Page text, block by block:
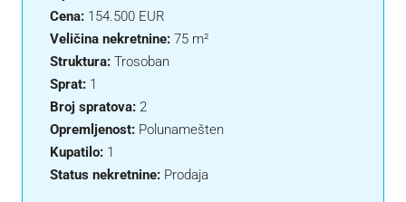
Cena: 154.500 EUR
Veličina nekretnine: 75 m²
Struktura: Trosoban
Sprat: 1
Broj spratova: 2
Opremljenost: Polunamešten
Kupatilo: 1
Status nekretnine: Prodaja